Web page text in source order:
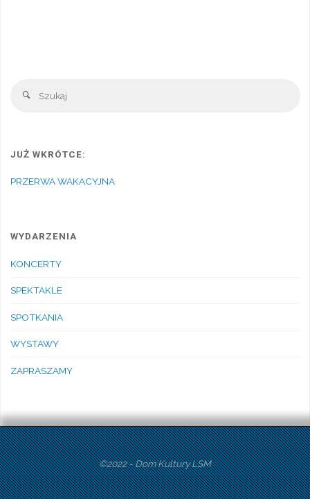
Szukaj
JUŻ WKRÓTCE:
PRZERWA WAKACYJNA
WYDARZENIA
KONCERTY
SPEKTAKLE
SPOTKANIA
WYSTAWY
ZAPRASZAMY
©2022 - Dom Kultury LSM